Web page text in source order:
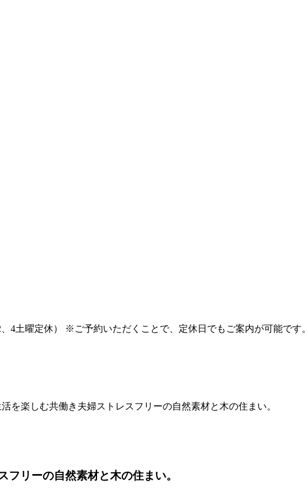
4土曜定休） ※ご予約いただくことで、定休日でもご案内が可能です。
を楽しむ共働き夫婦ストレスフリーの自然素材と木の住まい。
リーの自然素材と木の住まい。